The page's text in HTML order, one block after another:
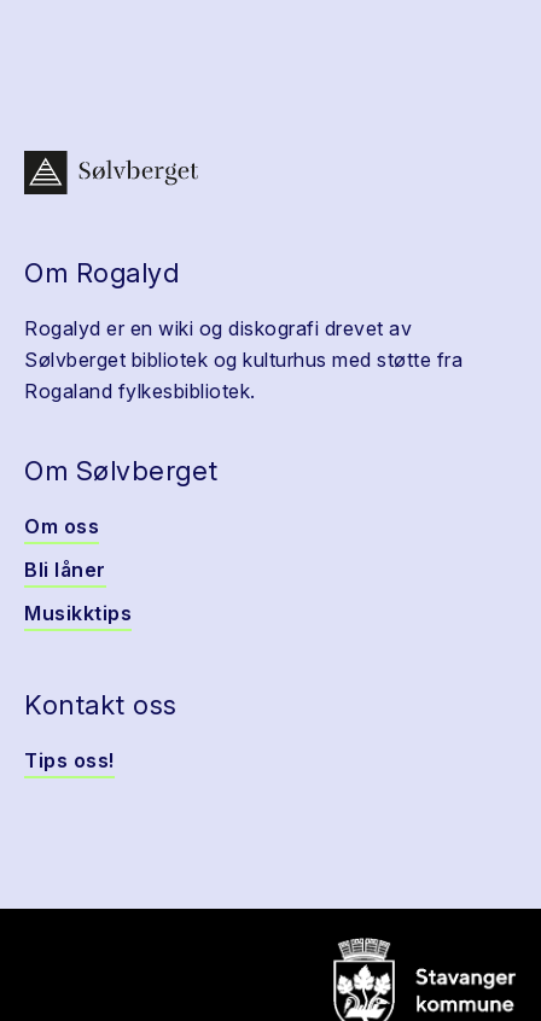
Om Rogalyd
Rogalyd er en wiki og diskografi drevet av
Sølvberget bibliotek og kulturhus med støtte fra
Rogaland fylkesbibliotek.
Om Sølvberget
Om oss
Bli låner
Musikktips
Kontakt oss
Tips oss!